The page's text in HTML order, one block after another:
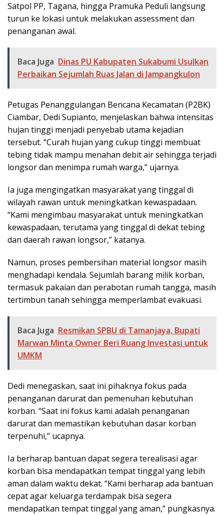
Satpol PP, Tagana, hingga Pramuka Peduli langsung
turun ke lokasi untuk melakukan assessment dan
penanganan awal.
Baca Juga Dinas PU Kabupaten Sukabumi Usulkan
Perbaikan Sejumlah Ruas Jalan di Jampangkulon
Petugas Penanggulangan Bencana Kecamatan (P2BK)
Ciambar, Dedi Supianto, menjelaskan bahwa intensitas
hujan tinggi menjadi penyebab utama kejadian
tersebut. “Curah hujan yang cukup tinggi membuat
tebing tidak mampu menahan debit air sehingga terjadi
longsor dan menimpa rumah warga,” ujarnya.
Ia juga mengingatkan masyarakat yang tinggal di
wilayah rawan untuk meningkatkan kewaspadaan.
“Kami mengimbau masyarakat untuk meningkatkan
kewaspadaan, terutama yang tinggal di dekat tebing
dan daerah rawan longsor,” katanya.
Namun, proses pembersihan material longsor masih
menghadapi kendala. Sejumlah barang milik korban,
termasuk pakaian dan perabotan rumah tangga, masih
tertimbun tanah sehingga memperlambat evakuasi.
Baca Juga Resmikan SPBU di Tamanjaya, Bupati
Marwan Minta Owner Beri Ruang Investasi untuk
UMKM
Dedi menegaskan, saat ini pihaknya fokus pada
penanganan darurat dan pemenuhan kebutuhan
korban. “Saat ini fokus kami adalah penanganan
darurat dan memastikan kebutuhan dasar korban
terpenuhi,” ucapnya.
Ia berharap bantuan dapat segera terealisasi agar
korban bisa mendapatkan tempat tinggal yang lebih
aman dalam waktu dekat. “Kami berharap ada bantuan
cepat agar keluarga terdampak bisa segera
mendapatkan tempat tinggal yang aman,” pungkasnya.